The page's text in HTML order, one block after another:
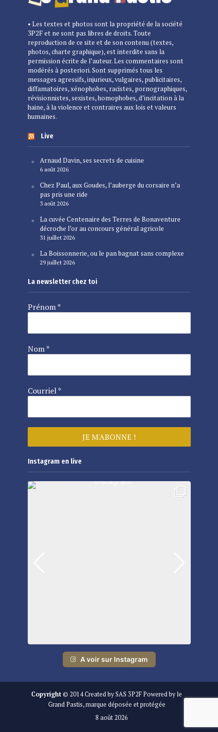
• Les textes et photos sont la propriété de la société
3P2F et ne sont pas libres de droits. Toute
reproduction de ce site et de son contenu (textes,
photos, charte graphique), est interdite sans la
permission écrite de l’auteur. Les commentaires sont
modérés à posteriori. Sont supprimés tous les
messages agressifs, injurieux, vulgaires, publicitaires,
diffamatoires, xénophobes, racistes, pornographiques,
révisionnistes, sexistes, homophobes, d’incitation à la
haine, à la violence et contraires aux lois et valeurs
humaines.
Live
Arnaud Davin, ses secrets de cuisine
6 août 2026
Chez Paul, aux Goudes, l’auberge du corsaire n’a
pas pris une ride
3 août 2026
La cuvée Centenaire des Terres de Bonaventure
décroche l’or au concours général agricole
31 juillet 2026
La Boissonnerie, ou le pan bagnat sans complexe
29 juillet 2026
La newsletter chez toi
Prénom*
Nom*
Courriel*
Instagram en live
A voir sur Instagram
Copyright© 2014 Created by SAS 3P2F Powered by le
Grand Pastis, marque déposée et protégée
8 août 2026